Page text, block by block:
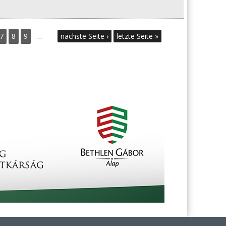
7 8 9 … nächste Seite › letzte Seite »